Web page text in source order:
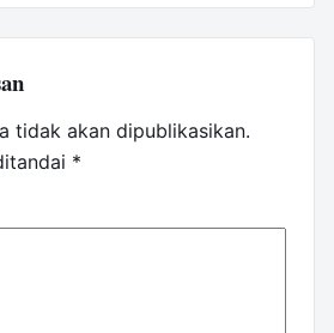
tidak akan dipublikasikan.
*